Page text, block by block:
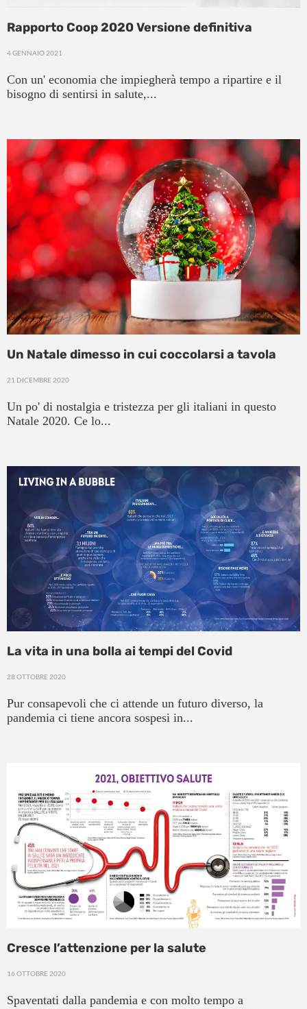
Rapporto Coop 2020 Versione definitiva
4 GENNAIO 2021
Con un' economia che impiegherà tempo a ripartire e il
bisogno di sentirsi in salute,...
Un Natale dimesso in cui coccolarsi a tavola
21 DICEMBRE 2020
Un po' di nostalgia e tristezza per gli italiani in questo
Natale 2020. Ce lo...
La vita in una bolla ai tempi del Covid
28 OTTOBRE 2020
Pur consapevoli che ci attende un futuro diverso, la
pandemia ci tiene ancora sospesi in...
Cresce l’attenzione per la salute
16 OTTOBRE 2020
Spaventati dalla pandemia e con molto tempo a